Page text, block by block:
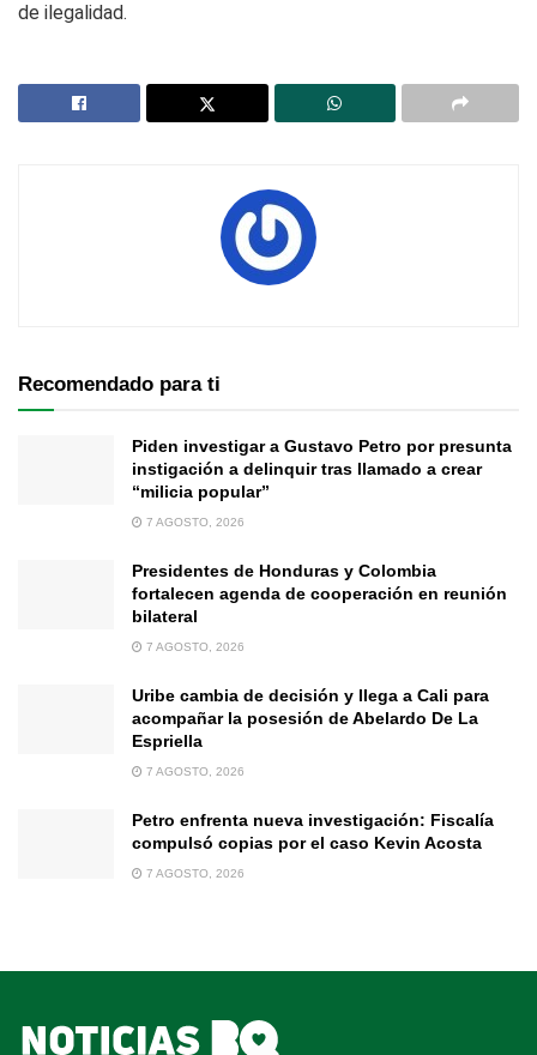
de ilegalidad.
Recomendado para ti
Piden investigar a Gustavo Petro por presunta
instigación a delinquir tras llamado a crear
“milicia popular”
7 AGOSTO, 2026
Presidentes de Honduras y Colombia
fortalecen agenda de cooperación en reunión
bilateral
7 AGOSTO, 2026
Uribe cambia de decisión y llega a Cali para
acompañar la posesión de Abelardo De La
Espriella
7 AGOSTO, 2026
Petro enfrenta nueva investigación: Fiscalía
compulsó copias por el caso Kevin Acosta
7 AGOSTO, 2026